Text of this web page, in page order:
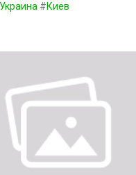
Украина #Киев